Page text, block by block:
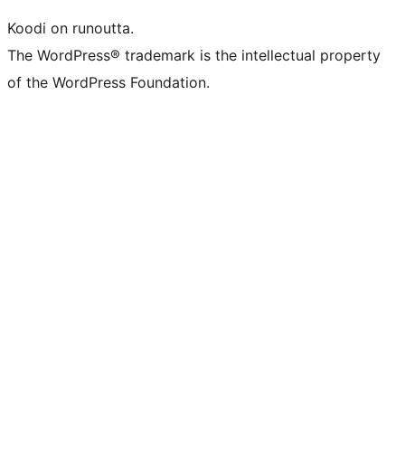
Koodi on runoutta.
The WordPress® trademark is the intellectual property
of the WordPress Foundation.